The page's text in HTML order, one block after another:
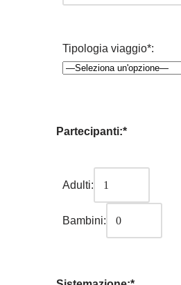
Tipologia viaggio*:
Partecipanti:*
Adulti:
Bambini: